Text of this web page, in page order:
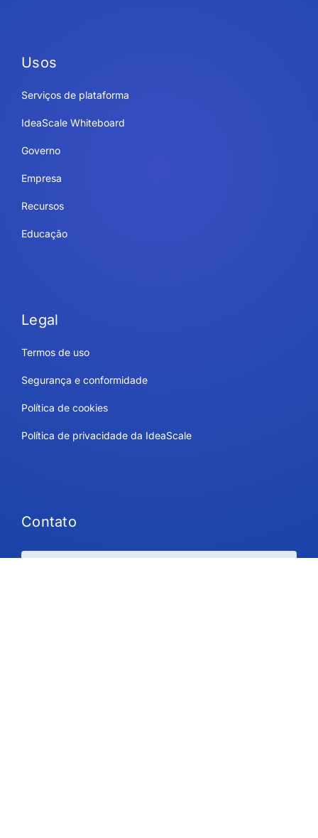
Usos
Serviços de plataforma
IdeaScale Whiteboard
Governo
Empresa
Recursos
Educação
Legal
Termos de uso
Segurança e conformidade
Política de cookies
Política de privacidade da IdeaScale
Contato